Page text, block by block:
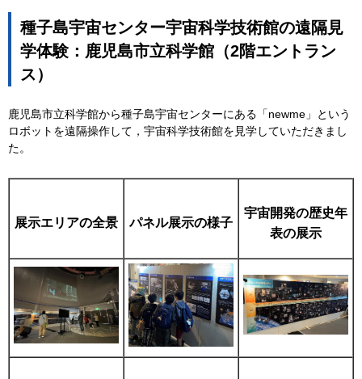
種子島宇宙センター宇宙科学技術館の遠隔見
学体験：鹿児島市立科学館（2階エントラン
ス）
鹿児島市立科学館から種子島宇宙センターにある「newme」という
ロボットを遠隔操作して，宇宙科学技術館を見学していただきまし
た。
展示エリアの全景 パネル展示の様子
宇宙開発の歴史年
表の展示